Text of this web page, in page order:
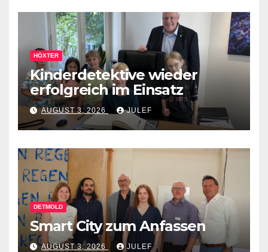
HÖXTER
Kinderdetektive wieder
erfolgreich im Einsatz
AUGUST 3, 2026 JULEF
DETMOLD
Smart City zum Anfassen
AUGUST 3, 2026 JULEF